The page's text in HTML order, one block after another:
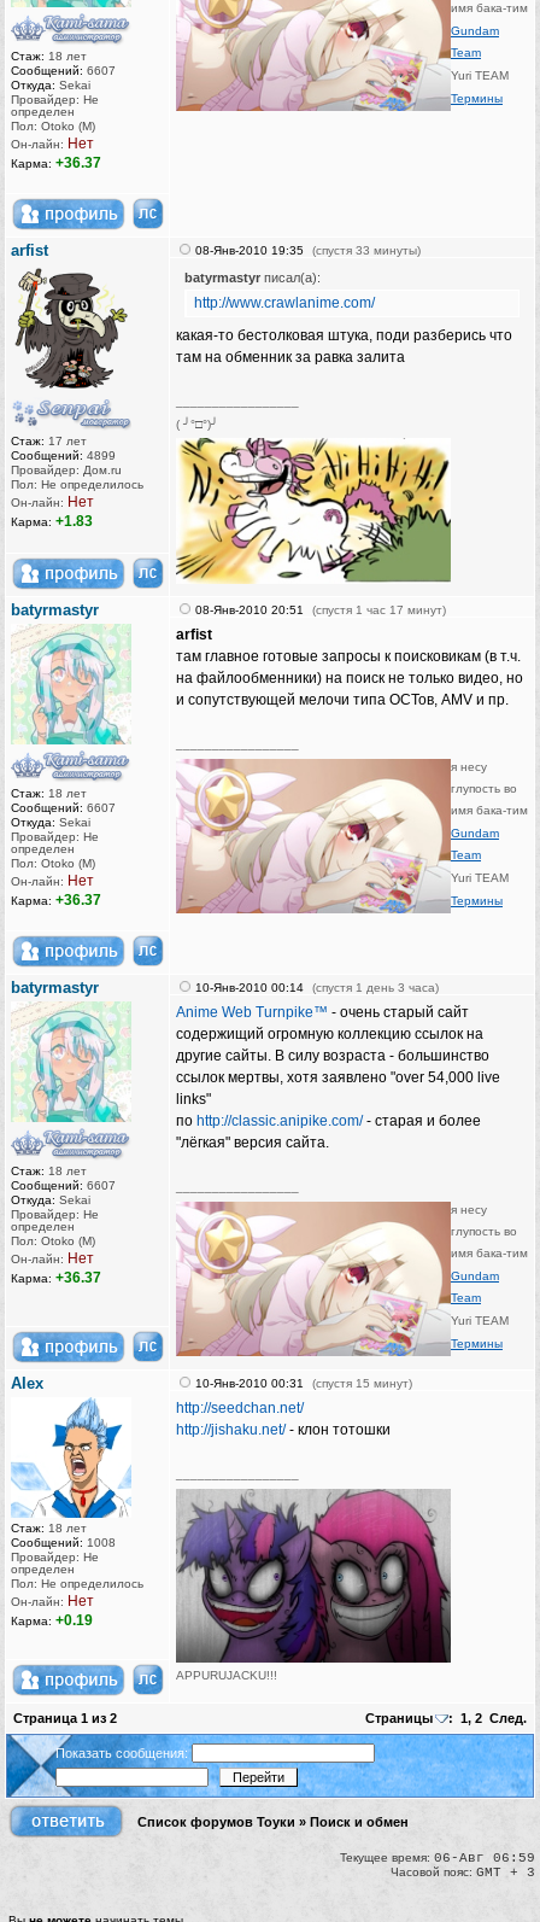
Стаж: 18 лет
Сообщений: 6607
Откуда: Sekai
Провайдер: Не
определен
Пол: Otoko (M)
Он-лайн: Нет
Карма: +36.37
имя бака-тим
Gundam
Team
Yuri TEAM
Термины
arfist
Стаж: 17 лет
Сообщений: 4899
Провайдер: Дом.ru
Пол: Не определилось
Он-лайн: Нет
Карма: +1.83
08-Янв-2010 19:35 (спустя 33 минуты)
batyrmastyr писал(а):
http://www.crawlanime.com/
какая-то бестолковая штука, поди разберись что
там на обменник за равка залита
( ╯°□°)╯
batyrmastyr
Стаж: 18 лет
Сообщений: 6607
Откуда: Sekai
Провайдер: Не
определен
Пол: Otoko (M)
Он-лайн: Нет
Карма: +36.37
08-Янв-2010 20:51 (спустя 1 час 17 минут)
arfist
там главное готовые запросы к поисковикам (в т.ч.
на файлообменники) на поиск не только видео, но
и сопутствующей мелочи типа ОСТов, AMV и пр.
я несу
глупость во
имя бака-тим
Gundam
Team
Yuri TEAM
Термины
batyrmastyr
Стаж: 18 лет
Сообщений: 6607
Откуда: Sekai
Провайдер: Не
определен
Пол: Otoko (M)
Он-лайн: Нет
Карма: +36.37
10-Янв-2010 00:14 (спустя 1 день 3 часа)
Anime Web Turnpike™ - очень старый сайт
содержищий огромную коллекцию ссылок на
другие сайты. В силу возраста - большинство
ссылок мертвы, хотя заявлено "over 54,000 live
links"
по http://classic.anipike.com/- старая и более
"лёгкая" версия сайта.
я несу
глупость во
имя бака-тим
Gundam
Team
Yuri TEAM
Термины
AIex
Стаж: 18 лет
Сообщений: 1008
Провайдер: Не
определен
Пол: Не определилось
Он-лайн: Нет
Карма: +0.19
10-Янв-2010 00:31 (спустя 15 минут)
http://seedchan.net/
http://jishaku.net/- клон тотошки
APPURUJACKU!!!
[Kawaii Team]
[Chaotic-Neutral's Team]
Страница 1 из 2 Страницы : 1, 2 След.
Показать сообщения:
Список форумов Тоуки » Поиск и обмен
Текущее время: 06-Авг 06:59
Часовой пояс: GMT + 3